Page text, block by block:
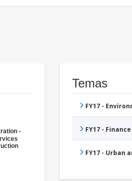
-
Temas
FY17 -
FY17 - Finance
FY17 - Urban